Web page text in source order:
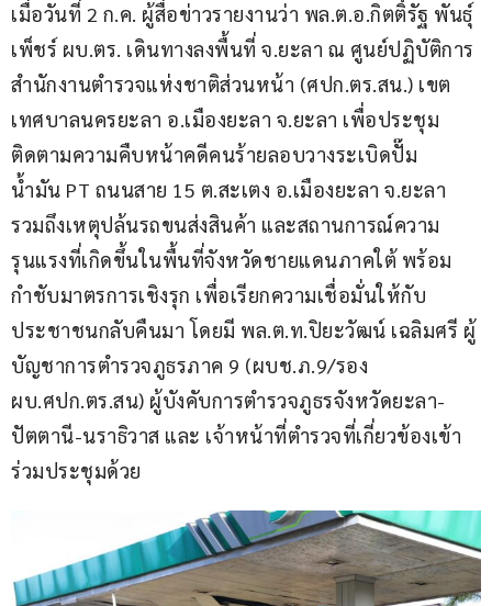
เมื่อวันที่ 2 ก.ค. ผู้สื่อข่าวรายงานว่า พล.ต.อ.กิตติ์รัฐ พันธุ์
เพ็ชร์ ผบ.ตร. เดินทางลงพื้นที่ จ.ยะลา ณ ศูนย์ปฏิบัติการ
สำนักงานตำรวจแห่งชาติส่วนหน้า (ศปก.ตร.สน.) เขต
เทศบาลนครยะลา อ.เมืองยะลา จ.ยะลา เพื่อประชุม
ติดตามความคืบหน้าคดีคนร้ายลอบวางระเบิดปั๊ม
น้ำมัน PT ถนนสาย 15 ต.สะเตง อ.เมืองยะลา จ.ยะลา
รวมถึงเหตุปล้นรถขนส่งสินค้า และสถานการณ์ความ
รุนแรงที่เกิดขึ้นในพื้นที่จังหวัดชายแดนภาคใต้ พร้อม
กำชับมาตรการเชิงรุก เพื่อเรียกความเชื่อมั่นให้กับ
ประชาชนกลับคืนมา โดยมี พล.ต.ท.ปิยะวัฒน์ เฉลิมศรี ผู้
บัญชาการตำรวจภูธรภาค 9 (ผบช.ภ.9/รอง
ผบ.ศปก.ตร.สน) ผู้บังคับการตำรวจภูธรจังหวัดยะลา-
ปัตตานี-นราธิวาส และ เจ้าหน้าที่ตำรวจที่เกี่ยวข้องเข้า
ร่วมประชุมด้วย